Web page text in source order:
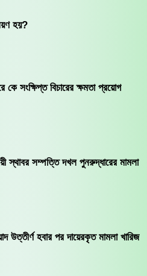
হয়?
কে সংক্ষিপ্ত বিচারের ক্ষমতা প্রয়োগ
স্থাবর সম্পত্তি দখল পুনরুদ্ধারের মামলা
উত্তীর্ণ হবার পর দায়েরকৃত মামলা খারিজ